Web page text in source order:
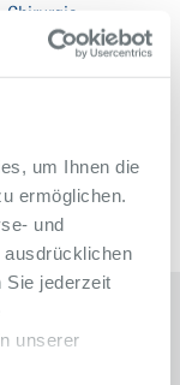
um Ihnen die
ermöglichen.
und
Sie jederzeit
unserer
Chirurgie